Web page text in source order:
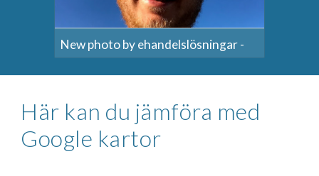
New photo by ehandelslösningar -
Här kan du jämföra med
Google kartor